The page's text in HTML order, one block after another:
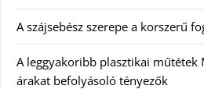
A szájsebész szerepe a korszerű
A leggyakoribb plasztikai műtétek
árakat befolyásoló tényezők